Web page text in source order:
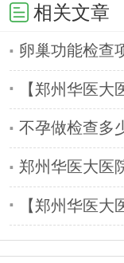
相关文章
卵巢功能检查
【郑州华医
不孕做检查多
郑州华医大医
【郑州华医